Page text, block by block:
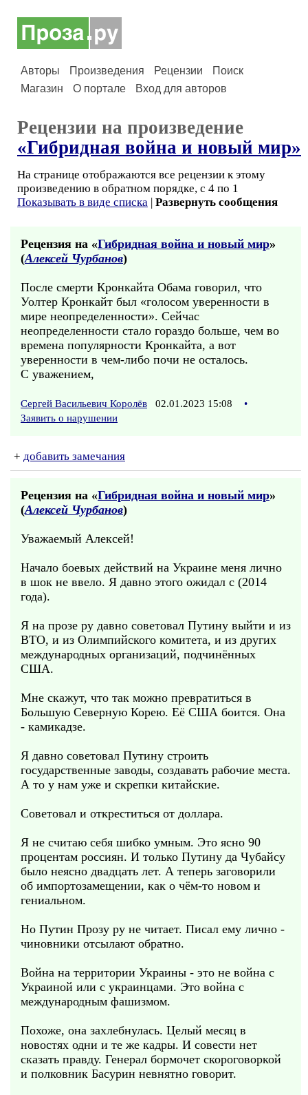
Авторы Произведения Рецензии
Поиск
Магазин
О портале Вход для авторов
Рецензии на произведение
«Гибридная война и новый мир»
На странице отображаются все рецензии к этому
произведению в обратном порядке, с 4 по 1
Показывать в виде списка | Развернуть сообщения
Рецензия на «Гибридная война и новый мир»
(Алексей Чурбанов)
После смерти Кронкайта Обама говорил, что
Уолтер Кронкайт был «голосом уверенности в
мире неопределенности». Сейчас
неопределенности стало гораздо больше, чем во
времена популярности Кронкайта, а вот
уверенности в чем-либо почи не осталось.
С уважением,
Сергей Васильевич Королёв 02.01.2023 15:08
•
Заявить о нарушении
+ добавить замечания
Рецензия на «Гибридная война и новый мир»
(Алексей Чурбанов)
Уважаемый Алексей!
Начало боевых действий на Украине меня лично
в шок не ввело. Я давно этого ожидал с (2014
года).
Я на прозе ру давно советовал Путину выйти и из
ВТО, и из Олимпийского комитета, и из других
международных организаций, подчинённых
США.
Мне скажут, что так можно превратиться в
Большую Северную Корею. Её США боится. Она
- камикадзе.
Я давно советовал Путину строить
государственные заводы, создавать рабочие места.
А то у нам уже и скрепки китайские.
Советовал и откреститься от доллара.
Я не считаю себя шибко умным. Это ясно 90
процентам россиян. И только Путину да Чубайсу
было неясно двадцать лет. А теперь заговорили
об импортозамещении, как о чём-то новом и
гениальном.
Но Путин Прозу ру не читает. Писал ему лично -
чиновники отсылают обратно.
Война на территории Украины - это не война с
Украиной или с украинцами. Это война с
международным фашизмом.
Похоже, она захлебнулась. Целый месяц в
новостях одни и те же кадры. И совести нет
сказать правду. Генерал бормочет скороговоркой
и полковник Басурин невнятно говорит.